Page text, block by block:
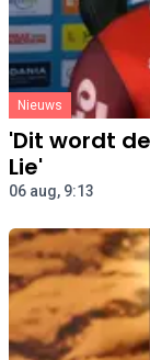
Nieuws
'Dit wordt
Lie'
06 aug, 9:13